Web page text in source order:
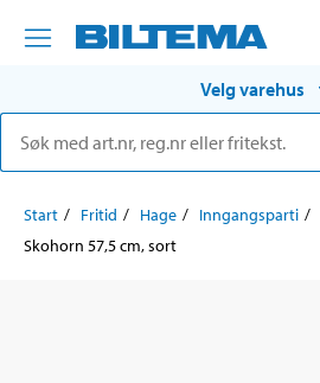
Velg varehus
Start Fritid Hage Inngangsparti
Skohorn 57,5 cm, sort